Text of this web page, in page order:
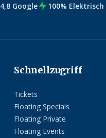
4,8 Google
100% Elektrisch
Schnellzugriff
Tickets
Floating Specials
Floating Private
Floating Events